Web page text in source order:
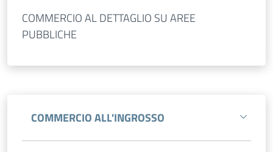
COMMERCIO AL DETTAGLIO SU AREE
PUBBLICHE
COMMERCIO ALL'INGROSSO